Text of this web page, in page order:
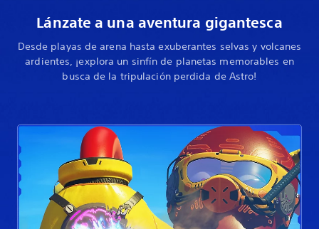
Lánzate a una aventura gigantesca
Desde playas de arena hasta exuberantes selvas y volcanes
ardientes, ¡explora un sinfín de planetas memorables en
busca de la tripulación perdida de Astro!